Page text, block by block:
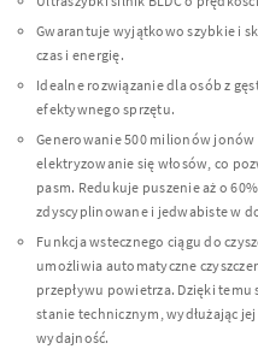
Gwarantuje wyjątkowo szybkie i
czas i energię.
Idealne rozwiązanie dla osób z
efektywnego sprzętu.
Generowanie 500 milionów
elektryzowanie się włosów, co
pasm. Redukuje puszenie aż o
zdyscyplinowane i jedwabiste w
Funkcja wstecznego ciągu do
umożliwia automatyczne
przepływu powietrza. Dzięki temu
stanie technicznym, wydłużając
wydajność.